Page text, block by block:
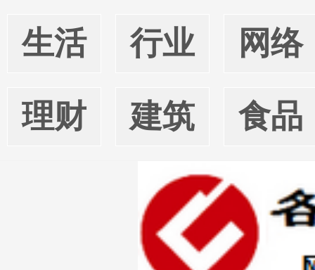
生活 行业 网络
理财 建筑 食品